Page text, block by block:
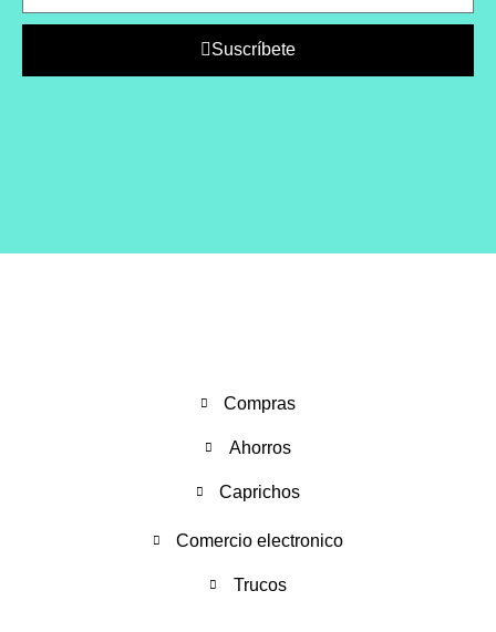
Suscríbete
Compras
Ahorros
Caprichos
Comercio electronico
Trucos